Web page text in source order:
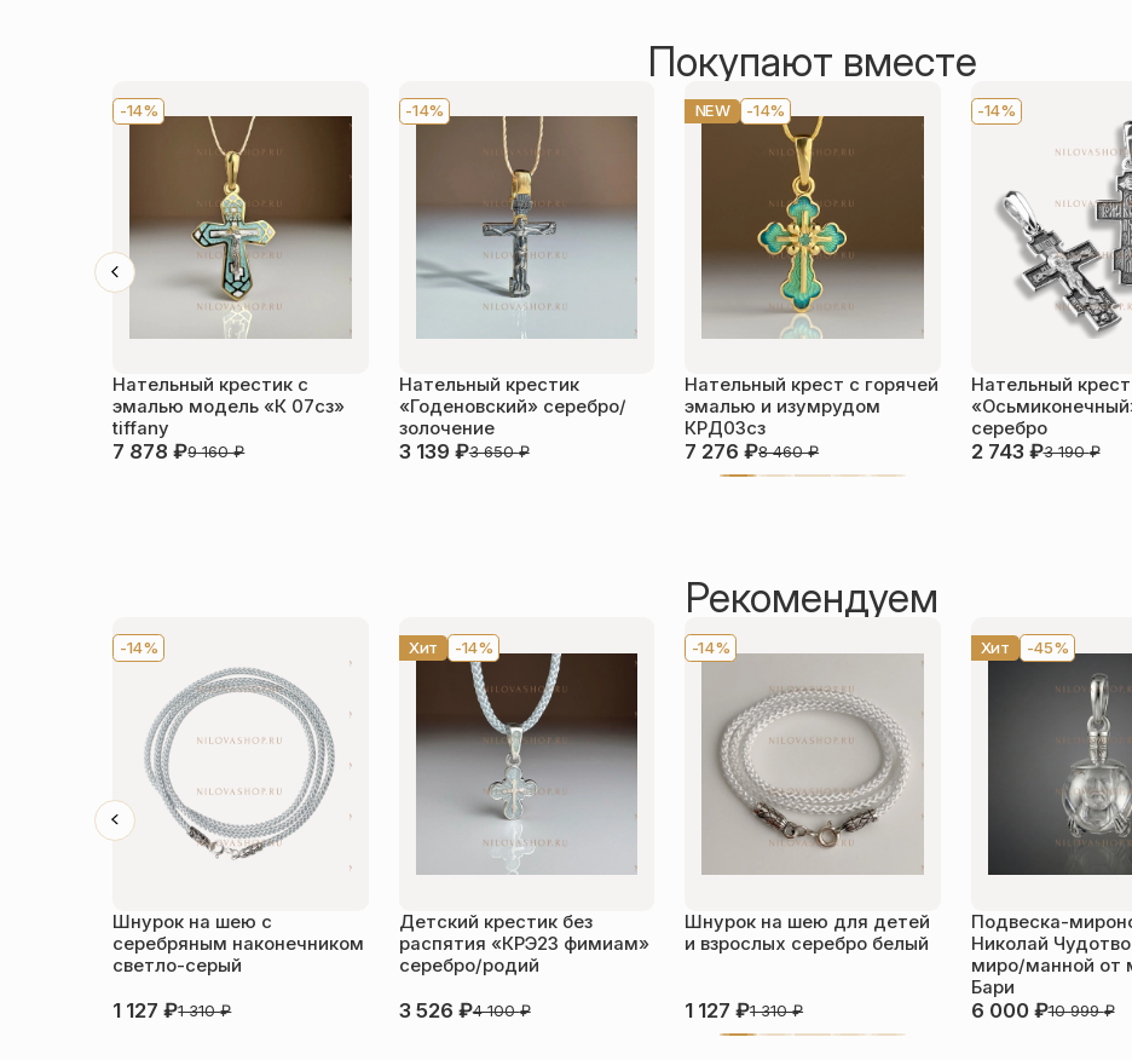
Покупают вместе
-14%
Нательный крестик с
эмалью модель «К 07сз»
tiffany
7 878₽9 160₽
-14%
Нательный крестик
«Годеновский» серебро/
золочение
3 139 ₽3 650₽
NEW -14%
Нательный крест с горячей
эмалью и изумрудом
КРД03сз
7 276₽8 460₽
-14%
Нательный крест
серебро
2 743 ₽3 190₽
Рекомендуем
-14%
Шнурок на шею с
серебряным наконечником
светло-серый
1 127₽1 310₽
Хит -14%
Детский крестик без
распятия «КРЭ23 фимиам»
серебро/родий
3 526 ₽4 100₽
-14%
Шнурок на шею для детей
и взрослых серебро белый
1 127₽1 310₽
Хит -45%
Подвеска-
Николай
миро/манной от
Бари
6 000 ₽10 999₽